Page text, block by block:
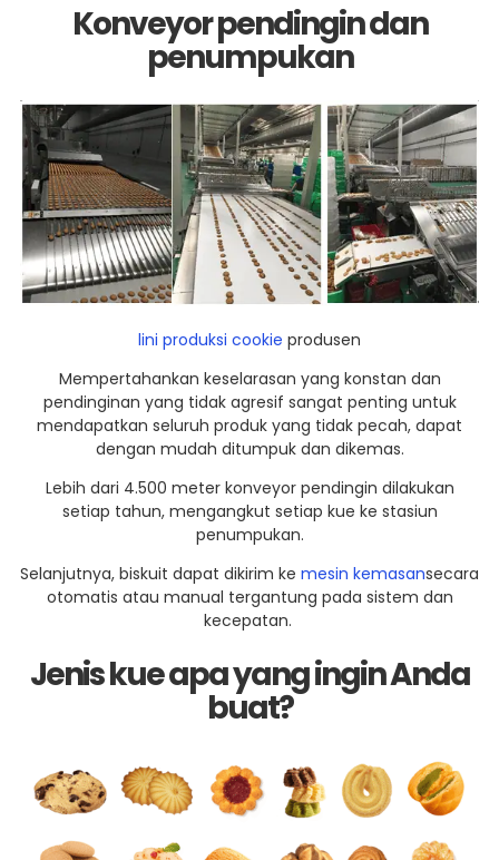
Konveyor pendingin dan
penumpukan
lini produksi cookie produsen
Mempertahankan keselarasan yang konstan dan
pendinginan yang tidak agresif sangat penting untuk
mendapatkan seluruh produk yang tidak pecah, dapat
dengan mudah ditumpuk dan dikemas.
Lebih dari 4.500 meter konveyor pendingin dilakukan
setiap tahun, mengangkut setiap kue ke stasiun
penumpukan.
Selanjutnya, biskuit dapat dikirim ke mesin kemasansecara
otomatis atau manual tergantung pada sistem dan
kecepatan.
Jenis kue apa yang ingin Anda
buat?